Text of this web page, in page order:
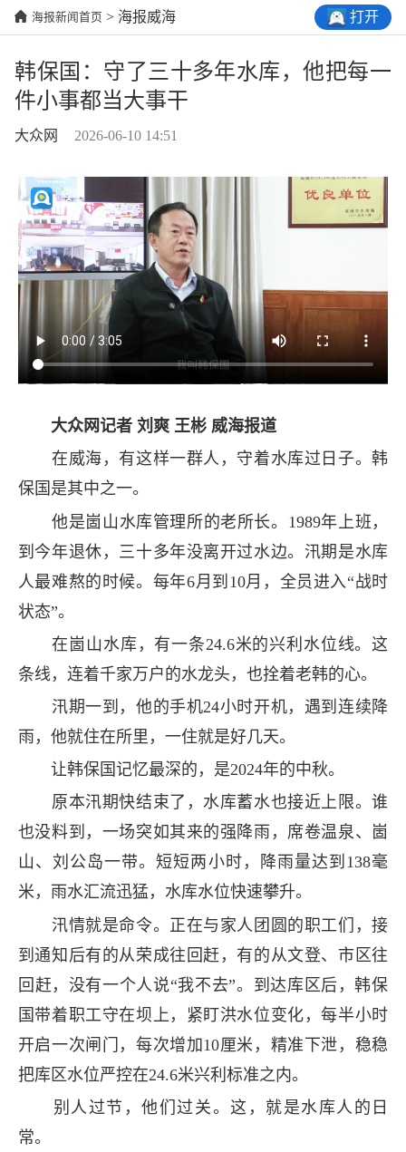
海报新闻首页 > 海报威海 打开
韩保国：守了三十多年水库，他把每一
件小事都当大事干
大众网 2026-06-10 14:51
大众网记者 刘爽 王彬 威海报道
在威海，有这样一群人，守着水库过日子。韩
保国是其中之一。
他是崮山水库管理所的老所长。1989年上班，
到今年退休，三十多年没离开过水边。汛期是水库
人最难熬的时候。每年6月到10月，全员进入“战时
状态”。
在崮山水库，有一条24.6米的兴利水位线。这
条线，连着千家万户的水龙头，也拴着老韩的心。
汛期一到，他的手机24小时开机，遇到连续降
雨，他就住在所里，一住就是好几天。
让韩保国记忆最深的，是2024年的中秋。
原本汛期快结束了，水库蓄水也接近上限。谁
也没料到，一场突如其来的强降雨，席卷温泉、崮
山、刘公岛一带。短短两小时，降雨量达到138毫
米，雨水汇流迅猛，水库水位快速攀升。
汛情就是命令。正在与家人团圆的职工们，接
到通知后有的从荣成往回赶，有的从文登、市区往
回赶，没有一个人说“我不去”。到达库区后，韩保
国带着职工守在坝上，紧盯洪水位变化，每半小时
开启一次闸门，每次增加10厘米，精准下泄，稳稳
把库区水位严控在24.6米兴利标准之内。
别人过节，他们过关。这，就是水库人的日
常。